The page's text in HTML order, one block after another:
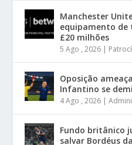
Manchester
equipamento de
£20 milhões
5 Ago , 2026 |
Oposição
Infantino se
4 Ago , 2026 |
Fundo britânico
salvar Bordéus